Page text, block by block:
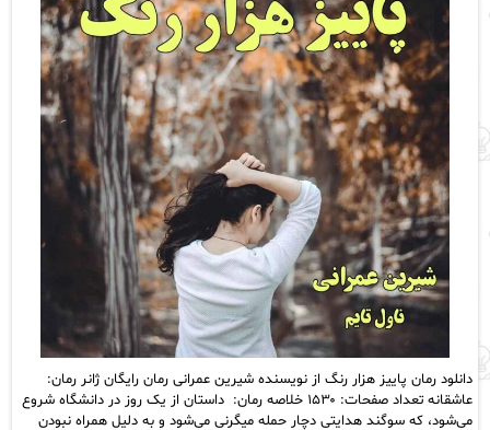
دانلود رمان پاییز هزار رنگ از نویسنده شیرین عمرانی رمان رایگان ژانر رمان:
عاشقانه تعداد صفحات: ۱۵۳۰ خلاصه رمان: داستان از یک روز در دانشگاه شروع
می‌شود، که سوگند هدایتی دچار حمله میگرنی می‌شود و به دلیل همراه نبودن